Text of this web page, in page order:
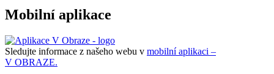
Mobilní aplikace
Sledujte informace z našeho webu v mobilní aplikaci –
V OBRAZE.